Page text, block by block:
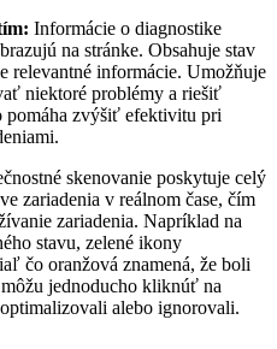
Informácie o diagnostike
na stránke. Obsahuje stav
relevantné informácie. Umožňuje
niektoré problémy a riešiť
pomáha zvýšiť efektivitu pri
skenovanie poskytuje celý
zariadenia v reálnom čase, čím
zariadenia. Napríklad na
stavu, zelené ikony
čo oranžová znamená, že boli
jednoducho kliknúť na
alebo ignorovali.